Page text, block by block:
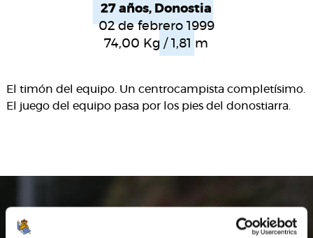
27 años, Donostia
02 de febrero 1999
74,00 Kg / 1,81 m
El timón del equipo. Un centrocampista completísimo.
El juego del equipo pasa por los pies del donostiarra.
ESTADÍSTICAS DE LA TEMPORADA